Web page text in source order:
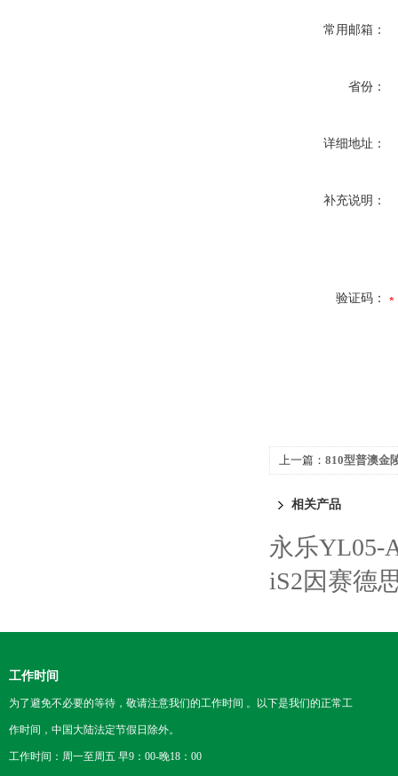
常用邮箱：
省份：
详细地址：
补充说明：
验证码：
上一篇： 810型普澳金
相关产品
永乐YL05-
iS2因赛德
工作时间
为了避免不必要的等待，敬请注意我们的工作时间 。以下是我们的正常工
作时间，中国大陆法定节假日除外。
工作时间：周一至周五 早9：00-晚18：00